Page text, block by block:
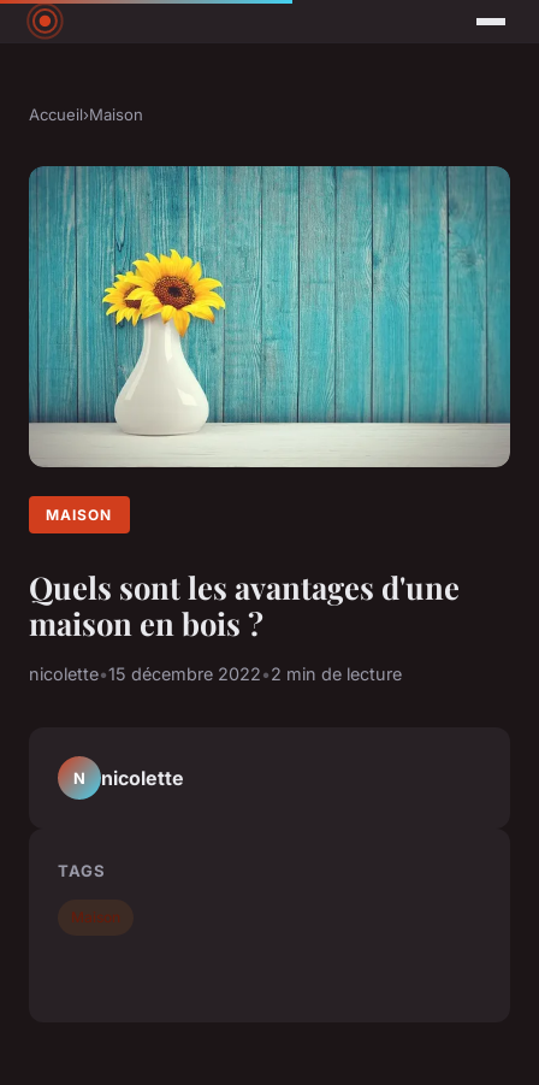
Accueil›Maison
MAISON
Quels sont les avantages d'une
maison en bois ?
nicolette•15 décembre 2022•2 min de lecture
N nicolette
TAGS
Maison